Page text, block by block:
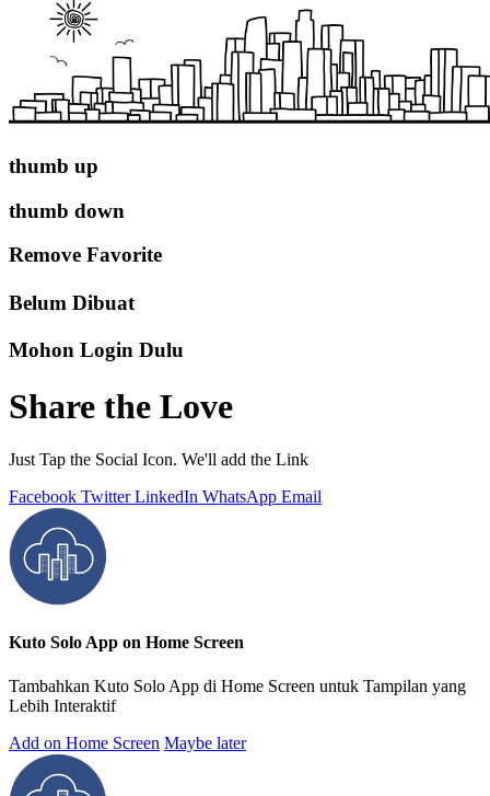
thumb up
thumb down
Remove Favorite
Belum Dibuat
Mohon Login Dulu
Share the Love
Just Tap the Social Icon. We'll add the Link
Facebook Twitter LinkedIn WhatsApp Email
Kuto Solo App on Home Screen
Tambahkan Kuto Solo App di Home Screen untuk Tampilan yang
Lebih Interaktif
Add on Home Screen Maybe later